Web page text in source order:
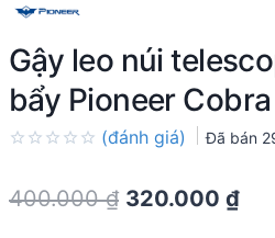
Gậy leo núi
bẩy Pioneer
out
(đánh giá) Đã bán
400.000₫ Original
320.000 ₫